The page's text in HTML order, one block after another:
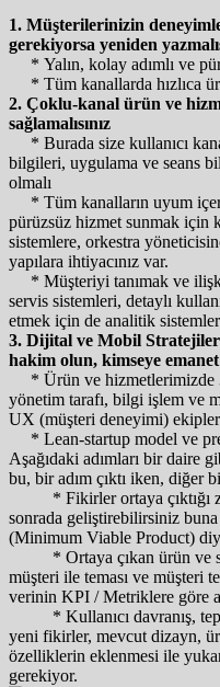
1. Müşterilerinizin
gerekiyorsa yeniden
* Yalın, kolay adımlı ve
* Tüm kanallarda hızlıca
2. Çoklu-kanal ürün ve
sağlamalısınız
* Burada size kullanıcı
bilgileri, uygulama ve seans
olmalı
* Tüm kanalların uyum
pürüzsüz hizmet sunmak için
sistemlere, orkestra
yapılara ihtiyacınız var.
* Müşteriyi tanımak ve
servis sistemleri, detaylı
etmek için de analitik
3. Dijital ve Mobil
hakim olun, kimseye
* Ürün ve hizmetlerimizde
yönetim tarafı, bilgi işlem ve
UX (müşteri deneyimi)
* Lean-startup model ve
Aşağıdaki adımları bir daire
bu, bir adım çıktı iken, diğer
* Fikirler ortaya çıktığı
sonrada geliştirebilirsiniz
(Minimum Viable Product)
* Ortaya çıkan ürün ve
müşteri ile teması ve müşteri
verinin KPI / Metriklere göre
* Kullanıcı davranış,
yeni fikirler, mevcut dizayn,
özelliklerin eklenmesi ile
gerekiyor.